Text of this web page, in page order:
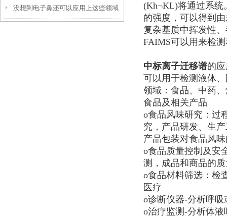
统）在茶叶及其制品品质鉴别中的应
没想到电子鼻还可以应用上这些领域
(Kh¬KL)将通过系统
的强度，可以得到
复杂基质中挥发性
FAIMS可以用来检
中标离子迁移谱的
可以用于检测液体
领域：食品、中药
食品及相关产品
o食品风味研究：过
究，产品研发、生
产品包装对食品风
o食品质量控制及安
测，成品和商品的
o食品材料筛选：检
医疗
o诊断仪器-分析呼
o治疗监测-分析体